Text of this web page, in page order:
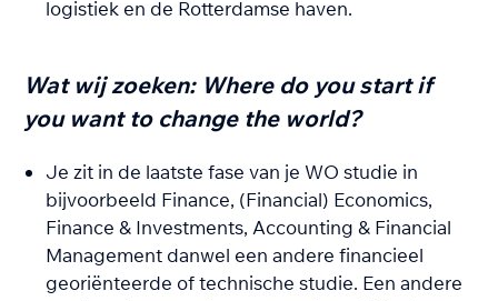
logistiek en de Rotterdamse haven.
Wat wij zoeken: Where do you start if
you want to change the world?
Je zit in de laatste fase van je WO studie in
bijvoorbeeld Finance, (Financial) Economics,
Finance & Investments, Accounting & Financial
Management danwel een andere financieel
georiënteerde of technische studie. Een andere